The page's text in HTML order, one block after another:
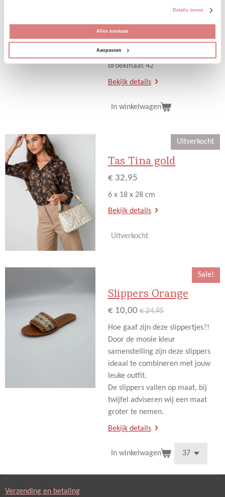
Details tonen
Alles toestaan
Aanpassen
Riem stretch gold 13
€ 17,95
Doordat er stretch in de riem zit
kan deze gedragen worden t/m
broekmaat 42
Bekijk details
In winkelwagen
Uitverkocht
Tas Tina gold
€ 32,95
6 x 18 x 28 cm
Bekijk details
Uitverkocht
Sale!
Slippers Orange
€ 10,00 € 24,95
Hoe gaaf zijn deze slippertjes?!
Door de mooie kleur
samenstelling zijn deze slippers
ideaal te combineren met jouw
leuke outfit.
De slippers vallen op maat, bij
twijfel adviseren wij een maat
groter te nemen.
Bekijk details
In winkelwagen
Verzending en betaling